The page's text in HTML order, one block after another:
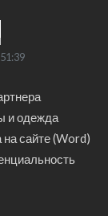
и одежда
сайте (Word)